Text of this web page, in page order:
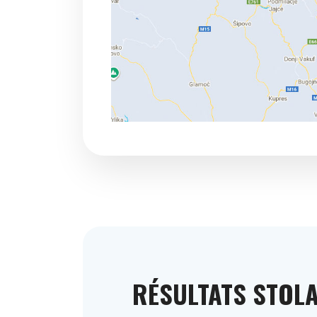
RÉSULTATS